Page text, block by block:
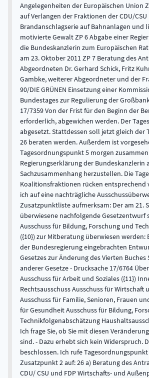
Angelegenheiten der Europäischen Union
auf Verlangen der Fraktionen der CDU/CSU
Brandanschlagserie auf Bahnanlagen und
motivierte Gewalt ZP 6 Abgabe einer
die Bundeskanzlerin zum Europäischen
am 23. Oktober 2011 ZP 7 Beratung des
Abgeordneten Dr. Gerhard Schick, Fritz
Gambke, weiterer Abgeordneter und der
90/DIE GRÜNEN Einsetzung einer
Bundestages zur Regulierung der
17/7359 Von der Frist für den Beginn der
erforderlich, abgewichen werden. Der
abgesetzt. Stattdessen soll jetzt gleich der
26 beraten werden. Außerdem ist
Tagesordnungspunkt 5 morgen
Regierungserklärung der Bundeskanzlerin
Sachzusammenhang herzustellen. Die
Koalitionsfraktionen rücken entsprechend
ich auf eine nachträgliche
Zusatzpunktliste aufmerksam: Der am 21.
überwiesene nachfolgende Gesetzentwurf
Ausschuss für Bildung, Forschung und
({10}) zur Mitberatung überwiesen werden:
der Bundesregierung eingebrachten
Gesetzes zur Änderung des Vierten
anderer Gesetze - Drucksache 17/6764
Ausschuss für Arbeit und Soziales ({11})
Rechtsausschuss Ausschuss für Wirtschaft
Ausschuss für Familie, Senioren, Frauen
für Gesundheit Ausschuss für Bildung,
Technikfolgenabschätzung
Ich frage Sie, ob Sie mit diesen
sind. - Dazu erhebt sich kein Widerspruch.
beschlossen. Ich rufe
Zusatzpunkt 2 auf: 26 a) Beratung des
CDU/ CSU und FDP Wirtschafts- und